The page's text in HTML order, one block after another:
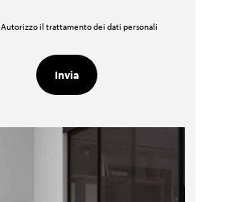
Autorizzo il trattamento dei dati personali